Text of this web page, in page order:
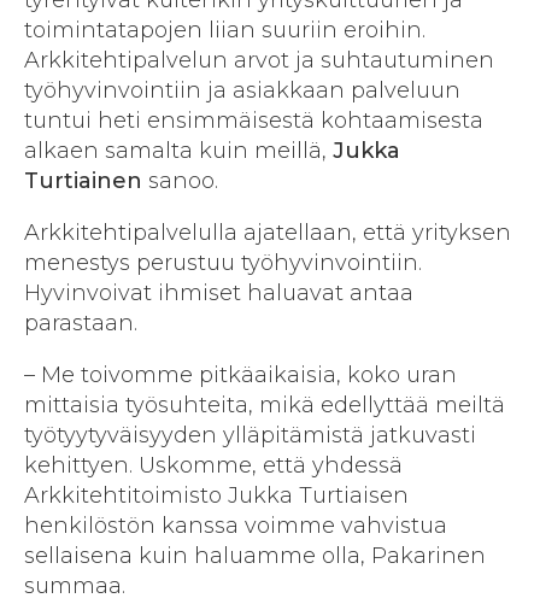
toimintatapojen liian suuriin eroihin.
Arkkitehtipalvelun arvot ja suhtautuminen
työhyvinvointiin ja asiakkaan palveluun
tuntui heti ensimmäisestä kohtaamisesta
alkaen samalta kuin meillä, Jukka
Turtiainen sanoo.
Arkkitehtipalvelulla ajatellaan, että yrityksen
menestys perustuu työhyvinvointiin.
Hyvinvoivat ihmiset haluavat antaa
parastaan.
– Me toivomme pitkäaikaisia, koko uran
mittaisia työsuhteita, mikä edellyttää meiltä
työtyytyväisyyden ylläpitämistä jatkuvasti
kehittyen. Uskomme, että yhdessä
Arkkitehtitoimisto Jukka Turtiaisen
henkilöstön kanssa voimme vahvistua
sellaisena kuin haluamme olla, Pakarinen
summaa.